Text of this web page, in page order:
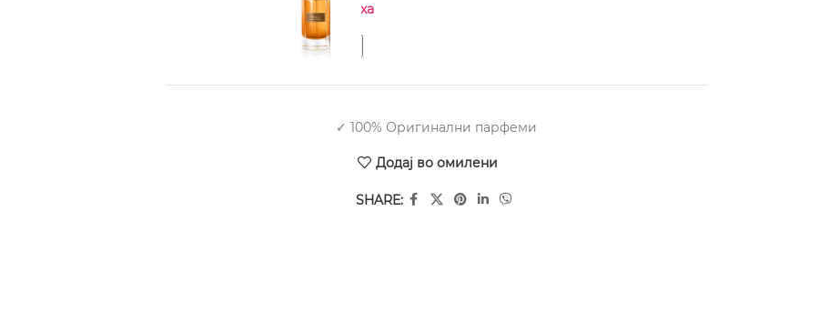
Нема на залиха
✓ 100% Оригинални парфеми
Додај во омилени
SHARE: